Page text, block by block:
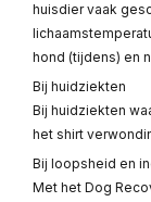
huisdier vaak
hond (tijdens) en
Bij huidziekten
Bij huidziekten
het shirt
Bij loopsheid en
Met het Dog